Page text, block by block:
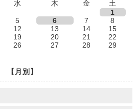
水 木 金
土
1
5 6 7
8
12 13 14
15
19 20 21
22
26 27 28
29
【月別】